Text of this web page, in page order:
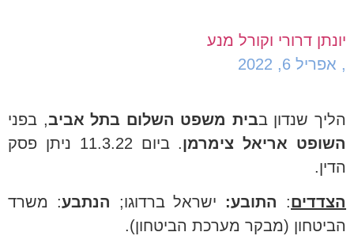
יונתן דרורי וקורל מנע
, אפריל 6, 2022
הליך שנדון בבית משפט השלום בתל אביב, בפני
השופט אריאל צימרמן
. ביום 11.3.22 ניתן פסק
הדין.
הצדדים: התובע: ישראל ברדוגו; הנתבע: משרד
הביטחון (מבקר מערכת הביטחון).